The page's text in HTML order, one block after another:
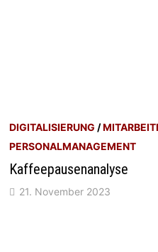
DIGITALISIERUNG /
PERSONALMANAGEMENT
Kaffeepausenanalyse
21. November 2023